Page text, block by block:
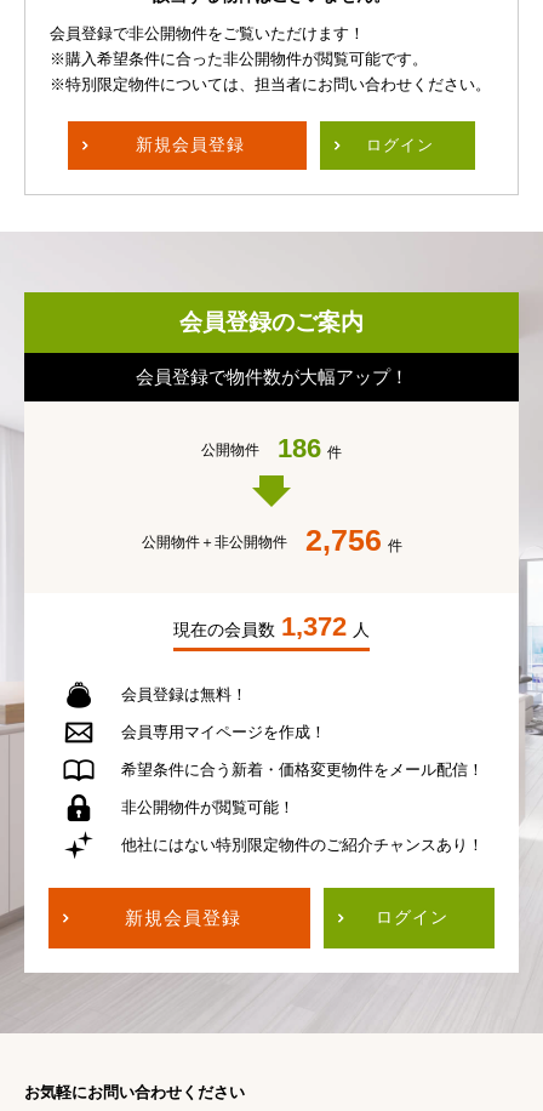
会員登録で非公開物件をご覧いただけます！
※購入希望条件に合った非公開物件が閲覧可能です。
※特別限定物件については、担当者にお問い合わせください。
新規会員登録 ログイン
会員登録のご案内
会員登録で物件数が大幅アップ！
公開物件 186 件
公開物件＋非公開物件 2,756 件
現在の会員数 1,372 人
会員登録は無料！
会員専用 マイページを作成！
希望条件に合う 新着・価格変更物件を メール配信！
非公開物件が閲覧可能！
他社にはない特別限定物件のご紹介チャンスあり！
新規会員登録 ログイン
お気軽にお問い合わせください